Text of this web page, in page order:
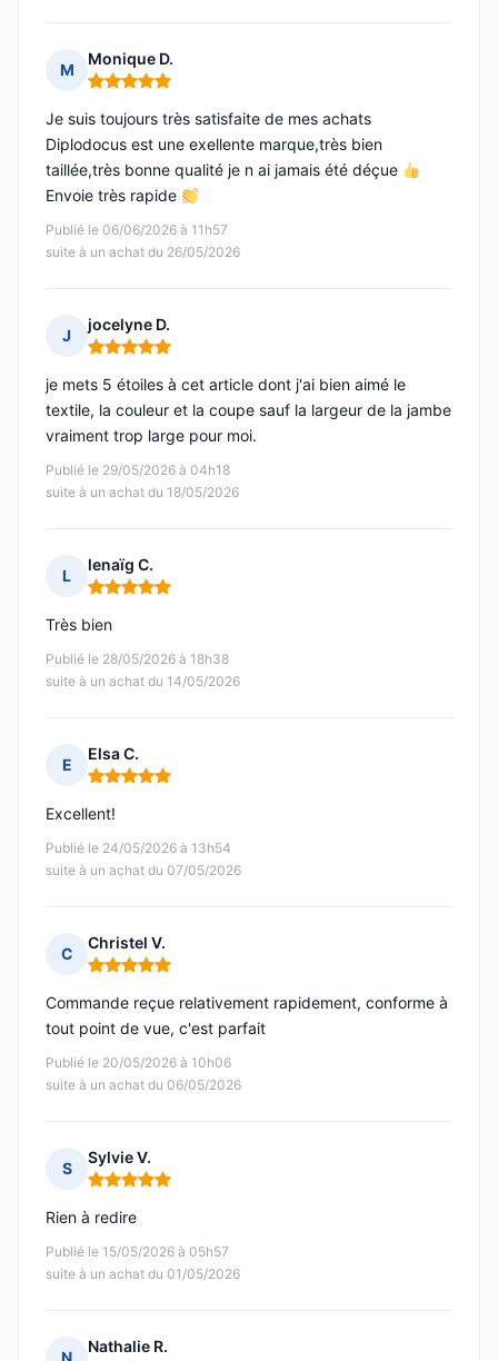
M
Monique D.
Note : 5 sur 5
Publié le 06/06/2026 à 11h57
suite à un achat du 26/05/2026
Je suis toujours très satisfaite de mes achats
Diplodocus est une exellente marque,très bien
taillée,très bonne qualité je n ai jamais été déçue
Envoie très rapide
J
jocelyne D.
Note : 5 sur 5
Publié le 29/05/2026 à 04h18
suite à un achat du 18/05/2026
je mets 5 étoiles à cet article dont j'ai bien aimé le
textile, la couleur et la coupe sauf la largeur de la jambe
vraiment trop large pour moi.
L
lenaïg C.
Note : 5 sur 5
Publié le 28/05/2026 à 18h38
suite à un achat du 14/05/2026
Très bien
E
Elsa C.
Note : 5 sur 5
Publié le 24/05/2026 à 13h54
suite à un achat du 07/05/2026
Excellent!
C
Christel V.
Note : 5 sur 5
Publié le 20/05/2026 à 10h06
suite à un achat du 06/05/2026
Commande reçue relativement rapidement, conforme à
tout point de vue, c'est parfait
S
Sylvie V.
Note : 5 sur 5
Publié le 15/05/2026 à 05h57
suite à un achat du 01/05/2026
Rien à redire
Nathalie R.